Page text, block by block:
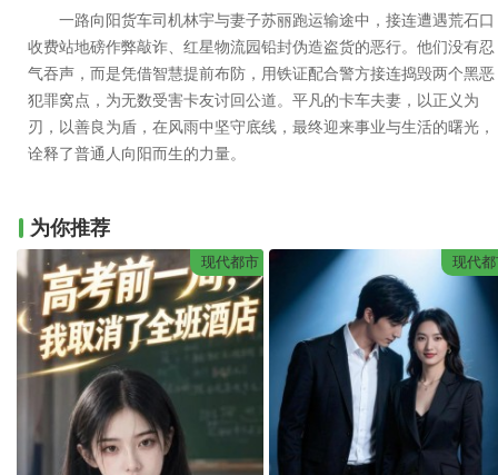
一路向阳货车司机林宇与妻子苏丽跑运输途中，接连遭遇荒石口
收费站地磅作弊敲诈、红星物流园铅封伪造盗货的恶行。他们没有忍
气吞声，而是凭借智慧提前布防，用铁证配合警方接连捣毁两个黑恶
犯罪窝点，为无数受害卡友讨回公道。平凡的卡车夫妻，以正义为
刃，以善良为盾，在风雨中坚守底线，最终迎来事业与生活的曙光，
诠释了普通人向阳而生的力量。
为你推荐
现代都市 现代